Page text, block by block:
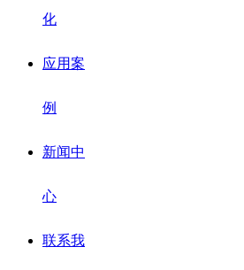
化
应用案
例
新闻中
心
联系我